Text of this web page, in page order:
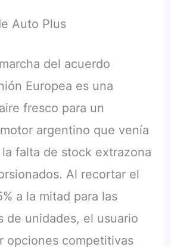
Auto Plus
del acuerdo
Europea es una
fresco para un
argentino que venía
falta de stock extrazona
Al recortar el
a la mitad para las
de unidades, el usuario
opciones competitivas